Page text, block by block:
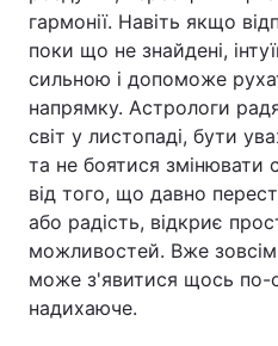
гармонії. Навіть якщо
поки що не знайдені,
сильною і допоможе
напрямку. Астрологи
світ у листопаді, бути
та не боятися змінювати
від того, що давно
або радість, відкриє
можливостей. Вже
може з'явитися щось по-
надихаюче.